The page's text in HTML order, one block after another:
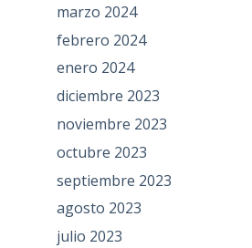
marzo 2024
febrero 2024
enero 2024
diciembre 2023
noviembre 2023
octubre 2023
septiembre 2023
agosto 2023
julio 2023